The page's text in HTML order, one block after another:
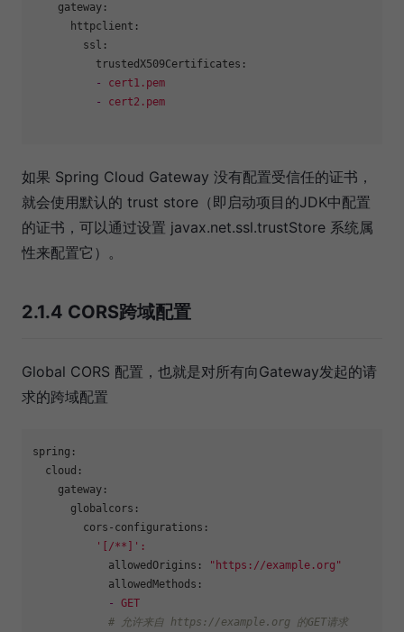
gateway:
httpclient:
ssl:
trustedX509Certificates:
-
cert1.pem
-
cert2.pem
如果 Spring Cloud Gateway 没有配置受信任的证书，
就会使用默认的 trust store（即启动项目的JDK中配置
的证书，可以通过设置 javax.net.ssl.trustStore 系统属
性来配置它）。
2.1.4 CORS跨域配置
Global CORS 配置，也就是对所有向Gateway发起的请
求的跨域配置
spring:
cloud:
gateway:
globalcors:
cors-configurations:
'[/**]' :
allowedOrigins:
"https://example.org"
allowedMethods:
-
GET
# 允许来自 https://example.org 的GET请求